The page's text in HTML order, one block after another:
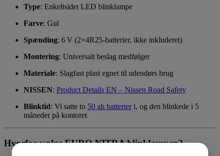
Type: Enkeltsidet LED blinklampe
Farve: Gul
Spænding: 6 V (2×4R25-batterier, ikke inkluderet)
Montering: Universalt beslag medfølger
Materiale: Slagfast plast egnet til udendørs brug
NISSEN: Product Details EN – Nissen Road Safety
Blinktid: Vi satte to 50 ah batterier i, og den blinkede i 5
måneder på kontoret
Hvorfor vælge EURO NITRA blinklampen?